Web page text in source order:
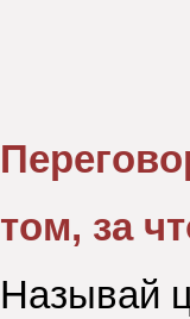
том, за
Называй